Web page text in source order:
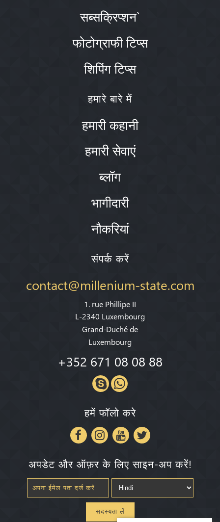
सब्सक्रिप्शन`
फोटोग्राफी टिप्स
शिपिंग टिप्स
हमारे बारे में
हमारी कहानी
हमारी सेवाएं
ब्लॉग
भागीदारी
नौकरियां
संपर्क करें
contact@millenium-state.com
1. rue Phillipe II
L-2340 Luxembourg
Grand-Duché de
Luxembourg
+352 671 08 08 88
हमें फॉलो करे
अपडेट और ऑफ़र के लिए साइन-अप करें!
सदस्यता लें